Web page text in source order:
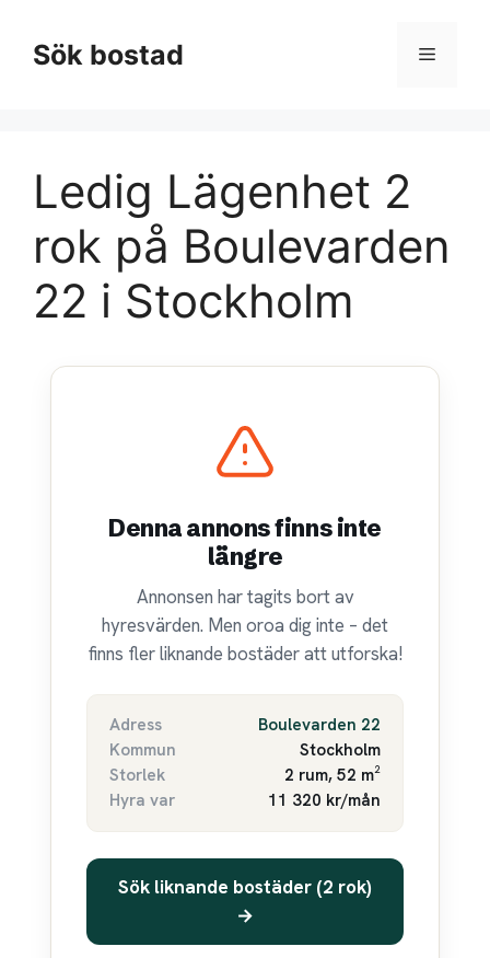
innehållSök bostad Meny
Ledig Lägenhet 2
rok på Boulevarden
22 i Stockholm
Denna annons finns inte
längre
Annonsen har tagits bort av
hyresvärden. Men oroa dig inte – det
finns fler liknande bostäder att utforska!
Adress
Boulevarden 22
Kommun
Stockholm
Storlek
2 rum, 52 m²
Hyra var
11 320 kr/mån
Sök liknande bostäder (2 rok)
→